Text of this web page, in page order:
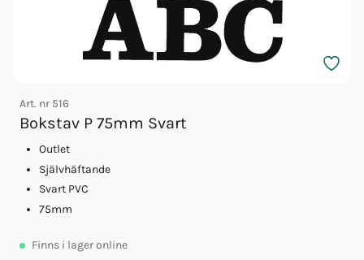
Art. nr 516
Bokstav P 75mm Svart
Outlet
Självhäftande
Svart PVC
75mm
Finns i lager online